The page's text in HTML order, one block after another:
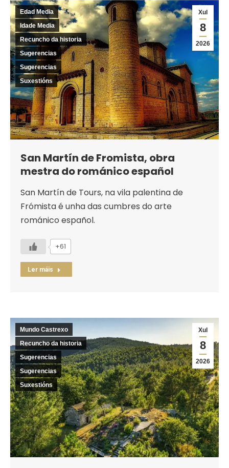
Xul
8
2026
Edad Media
Idade Media
Recuncho da historia
Sugerencias
Sugerencias
Suxestións
San Martín de Fromista, obra
mestra do románico español
San Martín de Tours, na vila palentina de
Frómista é unha das cumbres do arte
románico español.
+61
Ler máis
Xul
8
2026
Mundo Castrexo
Recuncho da historia
Sugerencias
Sugerencias
Suxestións